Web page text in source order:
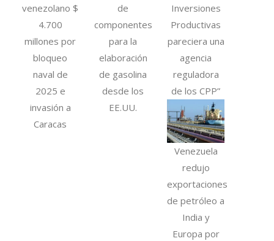
venezolano $
4.700
millones por
bloqueo
naval de
2025 e
invasión a
Caracas
de
componentes
para la
elaboración
de gasolina
desde los
EE.UU.
Inversiones
Productivas
pareciera una
agencia
reguladora
de los CPP”
Venezuela
redujo
exportaciones
de petróleo a
India y
Europa por